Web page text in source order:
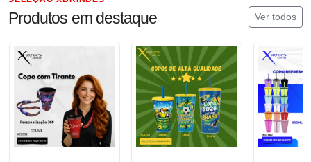
Produtos em destaque Ver todos